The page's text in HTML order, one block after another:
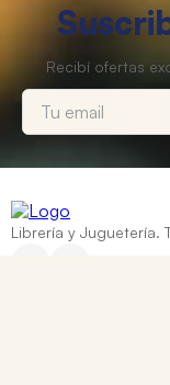
Librería y Juguetería.